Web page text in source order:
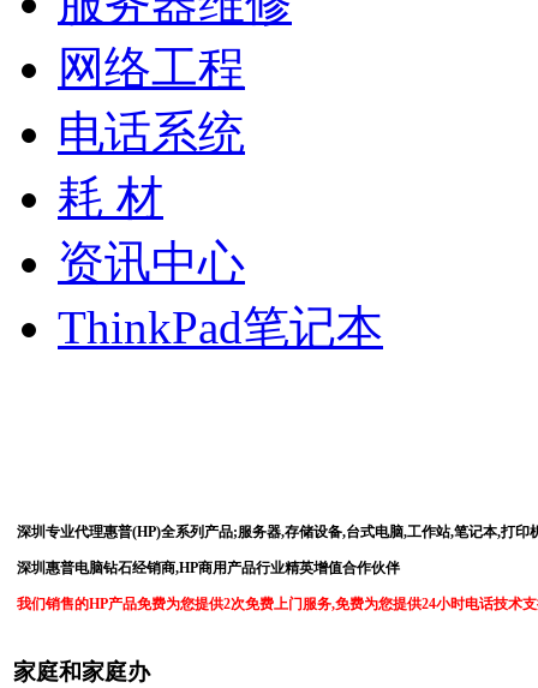
网络工程
电话系统
耗 材
资讯中心
ThinkPad笔记本
深圳专业代理惠普(HP)全系列产品;服务器,存储设备,台式电脑,工作站,笔记本,打印
深圳惠普电脑钻石经销商,HP商用产品行业精英增值合作伙伴
我们销售的HP产品免费为您提供2次免费上门服务,免费为您提供24小时电话技
家庭和家庭办